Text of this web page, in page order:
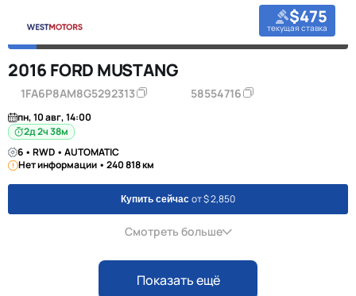
$475
текущая ставка
2016 FORD MUSTANG
1FA6P8AM8G5292313 58554716
пн, 10 авг, 14:00
2д 2ч 38м
6 • RWD • AUTOMATIC
Нет информации • 240 818 км
Купить сейчас от $ 2,850
Смотреть больше
Показать ещё